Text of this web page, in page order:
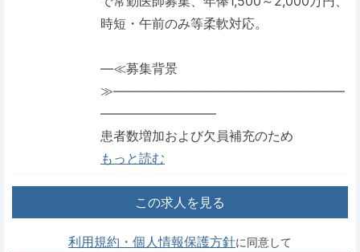
時短・午前のみ等柔軟対応。
―≪募集背景
≫――――――――――――――――――
―――――――――
患者数増加および欠員補充のため
もっと読む
この求人を見る
利用規約・個人情報保護方針に同意して